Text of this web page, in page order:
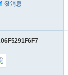
發消息